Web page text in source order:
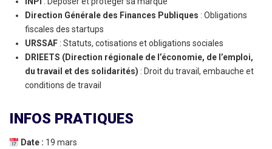
Direction Générale des Finances Publiques : Obligations
fiscales des startups
URSSAF : Statuts, cotisations et obligations sociales
DRIEETS (Direction régionale de l’économie, de l’emploi,
du travail et des solidarités) : Droit du travail, embauche et
conditions de travail
INFOS PRATIQUES
Date : 19 mars